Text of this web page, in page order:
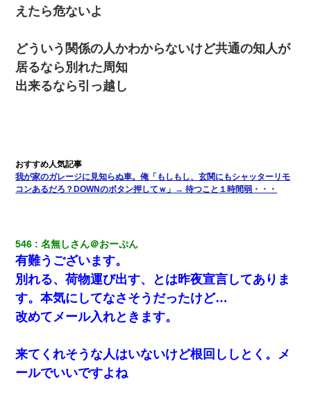
私が遺産を相続。→それを知った義両親が「旅行代金を出せ！」
浅ましくも集りにきた。
嫁が涙声で『会いたいね』とか言っているのが聞こえた。俺「こ
んな時間に誰と電話してんの？」嫁「ごめんなさい…！（大号
泣」俺（キターー）→
何年か前に妹は離婚している。当時生まれた姪が義弟の子じゃな
かったため妹有責での離婚になり…
彼女(37)の情欲がえげつない件ｗｗｗｗｗｗｗ
えたら危ないよ
どういう関係の人かわからないけど共通の知人が
居るなら別れた周知
出来るなら引っ越し
我が家のガレージに見知らぬ車。俺「もしもし、玄関にもシャッターリモ
コンあるだろ？DOWNのボタン押してｗ」→ 待つこと１時間弱・・・
546 名無しさん＠おーぷん
有難うございます。
別れる、荷物運び出す、とは昨夜宣言してありま
す。本気にしてなさそうだったけど…
改めてメール入れときます。
来てくれそうな人はいないけど根回ししとく。メ
ールでいいですよね